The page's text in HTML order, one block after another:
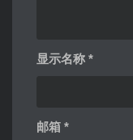
显示名称 *
邮箱 *